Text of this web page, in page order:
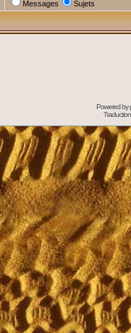
Messages Sujets
Powered by